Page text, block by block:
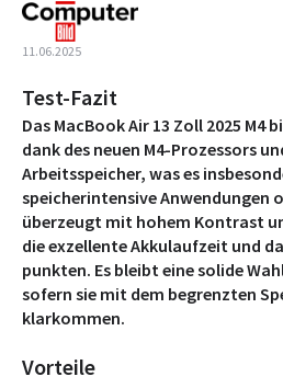
11.06.2025
Test-Fazit
Das MacBook Air 13 Zoll 2025 M4
dank des neuen M4-Prozessors
Arbeitsspeicher, was es
speicherintensive Anwendungen
überzeugt mit hohem Kontrast
die exzellente Akkulaufzeit und
punkten. Es bleibt eine solide
sofern sie mit dem begrenzten
klarkommen.
Vorteile